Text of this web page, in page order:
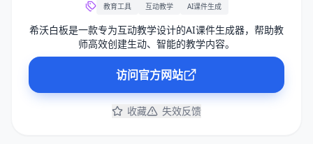
教育工具 互动教学 AI课件生成
希沃白板是一款专为互动教学设计的AI课件生成器，帮助教
师高效创建生动、智能的教学内容。
访问官方网站
收藏 失效反馈